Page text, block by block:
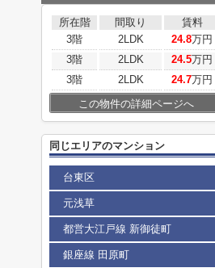
所在階 間取り
賃料
3階
2LDK 24.8万円
3階
2LDK 24.5万円
3階
2LDK 24.7万円
この物件の詳細ページへ
同じエリアのマンション
台東区
元浅草
都営大江戸線 新御徒町
銀座線 田原町